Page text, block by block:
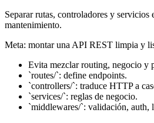
Separar rutas, controladores y
mantenimiento.
Meta: montar una API REST limpia y
Evita mezclar routing, negocio y
`routes/`: define endpoints.
`controllers/`: traduce HTTP a
`services/`: reglas de negocio.
`middlewares/`: validación, auth,